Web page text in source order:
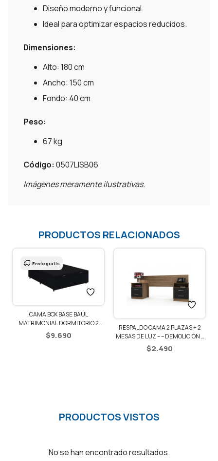
Diseño moderno y funcional.
Ideal para optimizar espacios reducidos.
Dimensiones:
Alto: 180 cm
Ancho: 150 cm
Fondo: 40 cm
Peso:
67 kg
Código: 0507LISB06
Imágenes meramente ilustrativas.
PRODUCTOS RELACIONADOS
CAMA BOX BASE BAÚL
MATRIMONIAL DORMITORIO 2
PLAZAS
$9.690
Envío gratis
RESPALDO CAMA 2 PLAZAS + 2
MESAS DE LUZ – – DEMOLICIÓN /
NEGRO
$2.490
PRODUCTOS VISTOS
No se han encontrado resultados.